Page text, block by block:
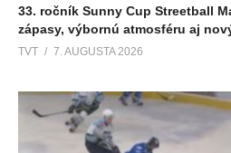
33. ročník Sunny Cup Streetball
zápasy, výbornú atmosféru aj
TVT 7. AUGUSTA 2026